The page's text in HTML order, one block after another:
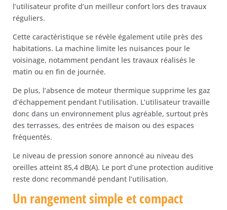
l’utilisateur profite d’un meilleur confort lors des travaux
réguliers.
Cette caractéristique se révèle également utile près des
habitations. La machine limite les nuisances pour le
voisinage, notamment pendant les travaux réalisés le
matin ou en fin de journée.
De plus, l’absence de moteur thermique supprime les gaz
d’échappement pendant l’utilisation. L’utilisateur travaille
donc dans un environnement plus agréable, surtout près
des terrasses, des entrées de maison ou des espaces
fréquentés.
Le niveau de pression sonore annoncé au niveau des
oreilles atteint 85,4 dB(A). Le port d’une protection auditive
reste donc recommandé pendant l’utilisation.
Un rangement simple et compact